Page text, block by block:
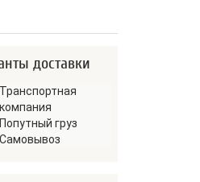
доставки
Транспортная
компания
Попутный груз
Самовывоз